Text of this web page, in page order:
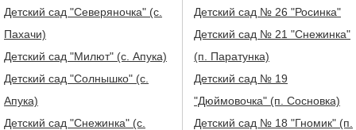
Детский сад "Северяночка" (с.
Пахачи)
Детский сад "Милют" (с. Апука)
Детский сад "Солнышко" (с.
Апука)
Детский сад "Снежинка" (с.
Детский сад № 26 "Росинка"
Детский сад № 21 "Снежинка"
(п. Паратунка)
Детский сад № 19
"Дюймовочка" (п. Сосновка)
Детский сад № 18 "Гномик" (п.